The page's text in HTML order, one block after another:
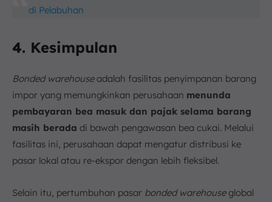
di Pelabuhan
4. Kesimpulan
Bonded warehouseadalah fasilitas penyimpanan barang
impor yang memungkinkan perusahaan menunda
pembayaran bea masuk dan pajak selama barang
masih berada di bawah pengawasan bea cukai. Melalui
fasilitas ini, perusahaan dapat mengatur distribusi ke
pasar lokal atau re-ekspor dengan lebih fleksibel.
Selain itu, pertumbuhan pasar bonded warehouseglobal